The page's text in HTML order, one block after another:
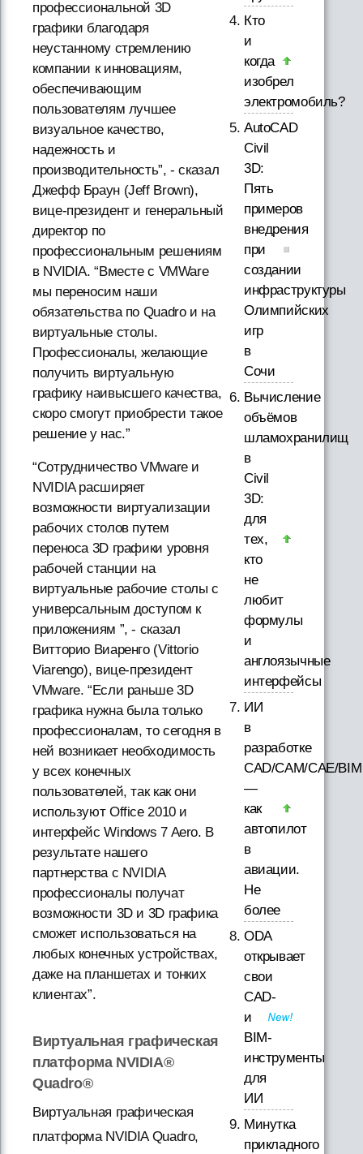
профессиональной 3D
графики благодаря
неустанному стремлению
компании к инновациям,
обеспечивающим
пользователям лучшее
визуальное качество,
надежность и
производительность”, - сказал
Джефф Браун (Jeff Brown),
вице-президент и генеральный
директор по
профессиональным решениям
в NVIDIA. “Вместе с VMWare
мы переносим наши
обязательства по Quadro и на
виртуальные столы.
Профессионалы, желающие
получить виртуальную
графику наивысшего качества,
скоро смогут приобрести такое
решение у нас.”
“Сотрудничество VMware и
NVIDIA расширяет
возможности виртуализации
рабочих столов путем
переноса 3D графики уровня
рабочей станции на
виртуальные рабочие столы с
универсальным доступом к
приложениям ”, - сказал
Витторио Виаренго (Vittorio
Viarengo), вице-президент
VMware. “Если раньше 3D
графика нужна была только
профессионалам, то сегодня в
ней возникает необходимость
у всех конечных
пользователей, так как они
используют Office 2010 и
интерфейс Windows 7 Aero. В
результате нашего
партнерства с NVIDIA
профессионалы получат
возможности 3D и 3D графика
сможет использоваться на
любых конечных устройствах,
даже на планшетах и тонких
клиентах”.
Виртуальная графическая
платформа NVIDIA®
Quadro®
Виртуальная графическая
платформа NVIDIA Quadro,
Кто
и
когда
изобрел
электромобиль?
AutoCAD
Civil
3D:
Пять
примеров
внедрения
при
создании
инфраструктуры
Олимпийских
игр
в
Сочи
Вычисление
объёмов
шламохранилищ
в
Civil
3D:
для
тех,
кто
не
любит
формулы
и
англоязычные
интерфейсы
ИИ
в
разработке
CAD/CAM/CAE/BIM
—
как
автопилот
в
авиации.
Не
более
ODA
открывает
свои
CAD-
и
BIM-
инструменты
для
ИИ
Минутка
прикладного